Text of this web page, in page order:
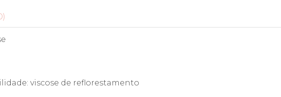
viscose de reflorestamento